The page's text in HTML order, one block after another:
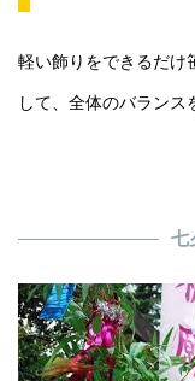
軽い飾りをできるだけ
して、全体のバランス
七